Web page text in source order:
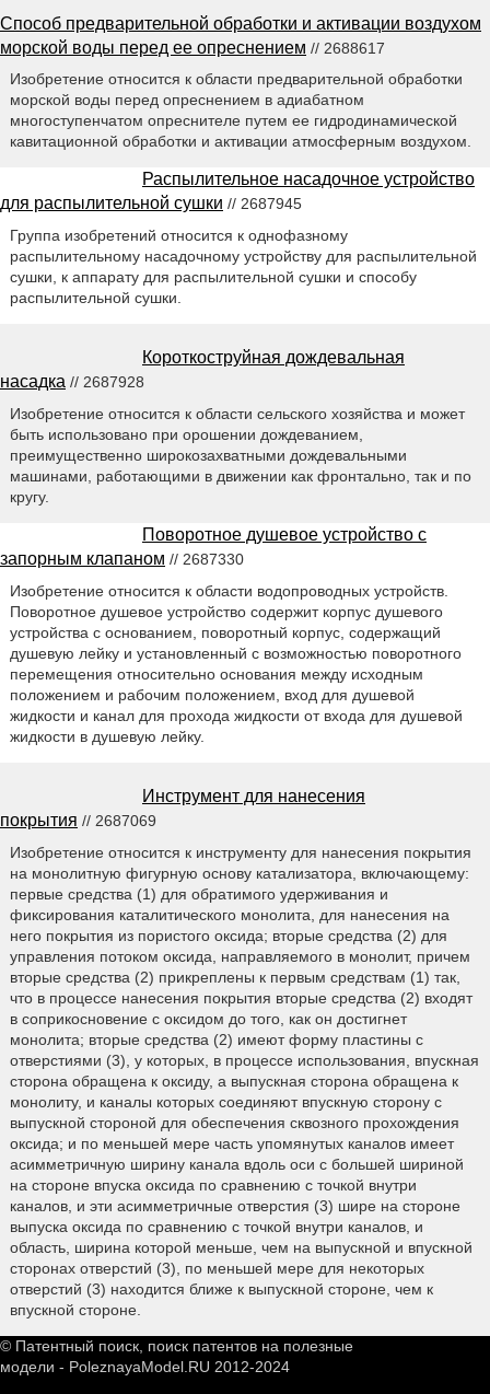
Способ предварительной обработки и активации воздухом
морской воды перед ее опреснением // 2688617
Изобретение относится к области предварительной обработки
морской воды перед опреснением в адиабатном
многоступенчатом опреснителе путем ее гидродинамической
кавитационной обработки и активации атмосферным воздухом.
Распылительное насадочное устройство
для распылительной сушки // 2687945
Группа изобретений относится к однофазному
распылительному насадочному устройству для распылительной
сушки, к аппарату для распылительной сушки и способу
распылительной сушки.
Короткоструйная дождевальная
насадка // 2687928
Изобретение относится к области сельского хозяйства и может
быть использовано при орошении дождеванием,
преимущественно широкозахватными дождевальными
машинами, работающими в движении как фронтально, так и по
кругу.
Поворотное душевое устройство с
запорным клапаном // 2687330
Изобретение относится к области водопроводных устройств.
Поворотное душевое устройство содержит корпус душевого
устройства с основанием, поворотный корпус, содержащий
душевую лейку и установленный с возможностью поворотного
перемещения относительно основания между исходным
положением и рабочим положением, вход для душевой
жидкости и канал для прохода жидкости от входа для душевой
жидкости в душевую лейку.
Инструмент для нанесения
покрытия // 2687069
Изобретение относится к инструменту для нанесения покрытия
на монолитную фигурную основу катализатора, включающему:
первые средства (1) для обратимого удерживания и
фиксирования каталитического монолита, для нанесения на
него покрытия из пористого оксида; вторые средства (2) для
управления потоком оксида, направляемого в монолит, причем
вторые средства (2) прикреплены к первым средствам (1) так,
что в процессе нанесения покрытия вторые средства (2) входят
в соприкосновение с оксидом до того, как он достигнет
монолита; вторые средства (2) имеют форму пластины с
отверстиями (3), у которых, в процессе использования, впускная
сторона обращена к оксиду, а выпускная сторона обращена к
монолиту, и каналы которых соединяют впускную сторону с
выпускной стороной для обеспечения сквозного прохождения
оксида; и по меньшей мере часть упомянутых каналов имеет
асимметричную ширину канала вдоль оси с большей шириной
на стороне впуска оксида по сравнению с точкой внутри
каналов, и эти асимметричные отверстия (3) шире на стороне
выпуска оксида по сравнению с точкой внутри каналов, и
область, ширина которой меньше, чем на выпускной и впускной
сторонах отверстий (3), по меньшей мере для некоторых
отверстий (3) находится ближе к выпускной стороне, чем к
впускной стороне.
© Патентный поиск, поиск патентов на полезные
модели - PoleznayaModel.RU 2012-2024